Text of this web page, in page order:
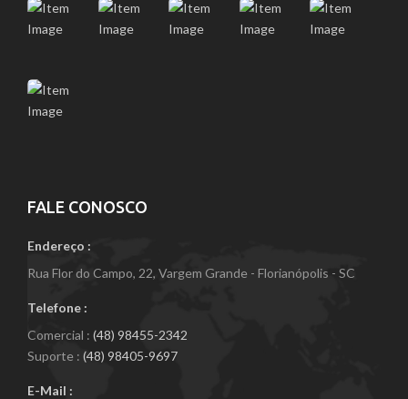
FALE CONOSCO
Endereço :
Rua Flor do Campo, 22, Vargem Grande - Florianópolis - SC
Telefone :
Comercial : (48) 98455-2342
Suporte : (48) 98405-9697
E-Mail :